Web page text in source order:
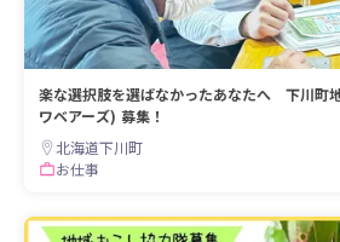
楽な選択肢を選ばなかったあなたへ 下川町
ワベアーズ) 募集！
北海道下川町
お仕事